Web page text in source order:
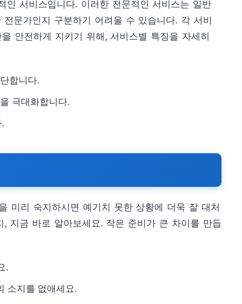
서비스입니다. 이러한 전문적인 서비스는 일반
문가인지 구분하기 어려울 수 있습니다. 각 서비
안전하게 지키기 위해, 서비스별 특징을 자세히
합니다.
극대화합니다.
미리 숙지하시면 예기치 못한 상황에 더욱 잘 대처
지금 바로 알아보세요. 작은 준비가 큰 차이를 만듭
.
소지를 없애세요.